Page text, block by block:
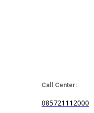
Call Center:
085721112000